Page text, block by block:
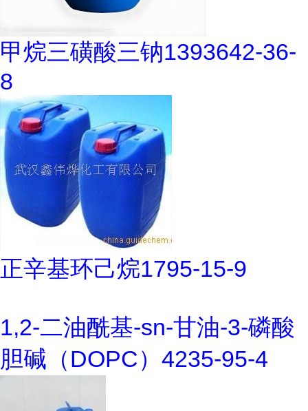
甲烷三磺酸三钠1393642-36-
8
正辛基环己烷1795-15-9
1,2-二油酰基-sn-甘油-3-磷酸
胆碱（DOPC）4235-95-4